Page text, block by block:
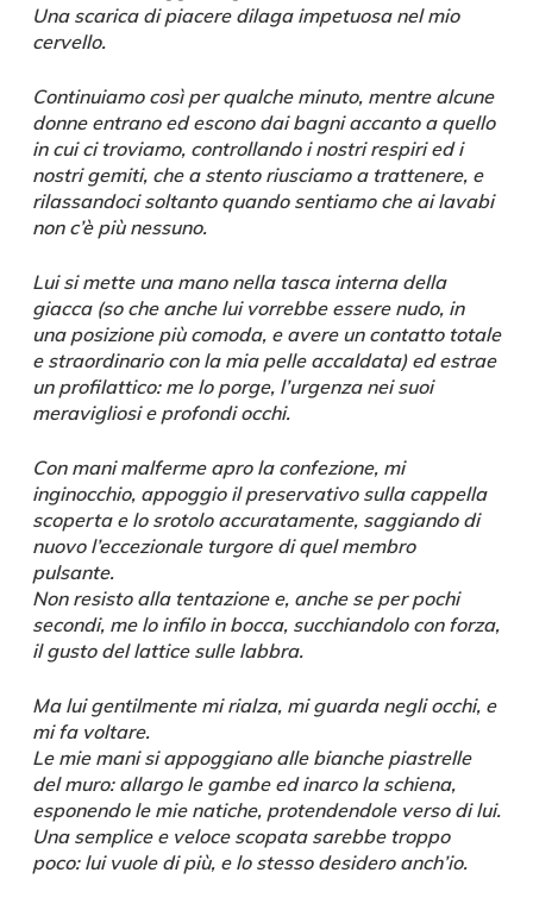
Una scarica di piacere dilaga impetuosa nel mio
cervello.
Continuiamo così per qualche minuto, mentre alcune
donne entrano ed escono dai bagni accanto a quello
in cui ci troviamo, controllando i nostri respiri ed i
nostri gemiti, che a stento riusciamo a trattenere, e
rilassandoci soltanto quando sentiamo che ai lavabi
non c’è più nessuno.
Lui si mette una mano nella tasca interna della
giacca (so che anche lui vorrebbe essere nudo, in
una posizione più comoda, e avere un contatto totale
e straordinario con la mia pelle accaldata) ed estrae
un profilattico: me lo porge, l’urgenza nei suoi
meravigliosi e profondi occhi.
Con mani malferme apro la confezione, mi
inginocchio, appoggio il preservativo sulla cappella
scoperta e lo srotolo accuratamente, saggiando di
nuovo l’eccezionale turgore di quel membro
pulsante.
Non resisto alla tentazione e, anche se per pochi
secondi, me lo infilo in bocca, succhiandolo con forza,
il gusto del lattice sulle labbra.
Ma lui gentilmente mi rialza, mi guarda negli occhi, e
mi fa voltare.
Le mie mani si appoggiano alle bianche piastrelle
del muro: allargo le gambe ed inarco la schiena,
esponendo le mie natiche, protendendole verso di lui.
Una semplice e veloce scopata sarebbe troppo
poco: lui vuole di più, e lo stesso desidero anch’io.